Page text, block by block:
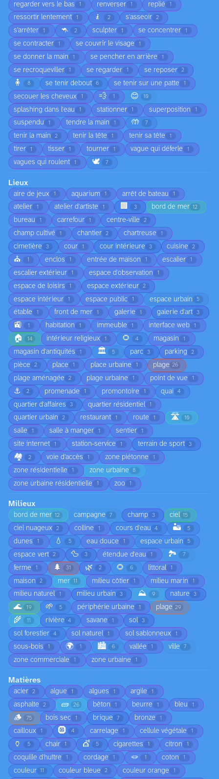
regarder vers le bas 1 renverser 1 replié 1
ressortir lentement 1 🧎 2 s'asseoir 2
s’arrêter 1 🦘 2 sculpter 1 se concentrer 1
se contracter 1 se couvrir le visage 1
se donner la main 1 se pencher en arrière 1
se recroqueviller 1 se regarder 1 se reposer 2
🧍 8 se tenir debout 6 se tenir sur une patte 1
secouer les cheveux 1 💨 1 😊 10
splashing dans l'eau 1 stationner 1 superposition 1
suspendu 1 tendre la main 1 🤲 7
tenir la main 2 tenir la tête 1 tenir sa tête 1
tirer 1 tisser 1 tourner 1 vague qui déferle 1
vagues qui roulent 1 🕊️ 7
Lieux
aire de jeux 1 aquarium 1 arrêt de bateau 1
atelier 1 atelier d'artiste 1 🏢 3 bord de mer 12
bureau 1 carrefour 1 centre-ville 2
champ cultivé 1 chantier 2 chartreuse 1
cimetière 3 cour 1 cour intérieure 3 cuisine 2
⛪ 1 enclos 1 entrée de maison 1 escalier 1
escalier extérieur 1 espace d'observation 1
espace de loisirs 1 espace extérieur 2
espace intérieur 1 espace public 1 espace urbain 5
étable 1 front de mer 1 galerie 1 galerie d'art 3
🚉 1 habitation 1 immeuble 1 interface web 1
🏠 14 intérieur religieux 1 🌻 4 magasin 1
magasin d'antiquités 1 🏛️ 5 parc 3 parking 2
pièce 2 place 1 place urbaine 1 plage 26
plage aménagée 2 plage urbaine 1 point de vue 1
⚓ 2 promenade 1 promontoire 1 quai 4
quartier d'affaires 3 quartier résidentiel 1
quartier urbain 2 restaurant 1 route 1 🛣️ 10
salle 1 salle à manger 1 sentier 1
site internet 1 station-service 1 terrain de sport 3
🏘️ 2 voie d’accès 1 zone piétonne 1
zone résidentielle 1 zone urbaine 8
zone urbaine résidentielle 1 zoo 1
Milieux
bord de mer 12 campagne 7 champ 3 ciel 15
ciel nuageux 2 colline 1 cours d'eau 4 🏜️ 5
dunes 1 💧 5 eau douce 1 espace urbain 5
espace vert 2 🦆 3 étendue d'eau 1 🏞️ 7
ferme 1 🌲 31 🌿 2 🌻 6 littoral 1
maison 2 mer 11 milieu côtier 1 milieu marin 1
milieu naturel 1 milieu urbain 3 ⛰️ 9 nature 3
🌊 19 🌱 5 périphérie urbaine 1 plage 29
🌾 11 rivière 4 savane 1 sol 3
sol forestier 4 sol naturel 1 sol sablonneux 1
sous-bois 1 🌍 1 🏙️ 6 vallée 1 ville 7
zone commerciale 1 zone urbaine 1
Matières
acier 2 algue 1 algues 1 argile 1
asphalte 2 🧱 26 bêton 1 beurre 1 bleu 1
🪵 75 bois sec 1 brique 7 bronze 1
cailloux 1 🛞 4 carrelage 1 cellule végétale 1
🏺 5 chair 1 💇 5 cigarettes 1 citron 1
coquille d'huître 1 cordage 1 🪢 1 coton 1
couleur 11 couleur bleue 2 couleur orange 1